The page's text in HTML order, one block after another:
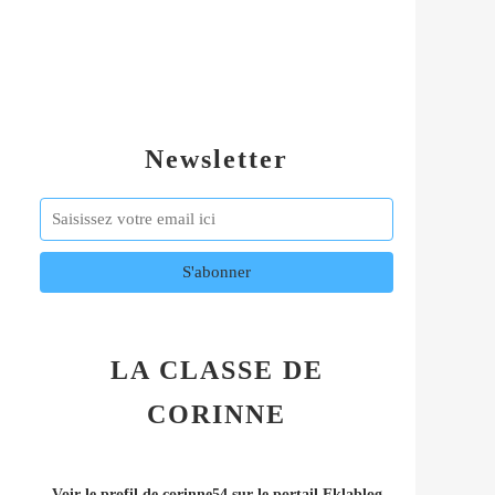
Newsletter
LA CLASSE DE
CORINNE